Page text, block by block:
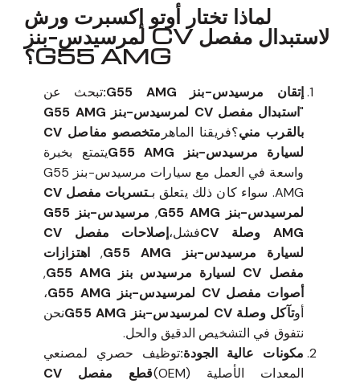
لماذا تختار أوتو إكسبرت ورش
لاستبدال مفصل CV لمرسيدس-بنز
G55 AMG؟
إتقان مرسيدس-بنز G55 AMG:
تبحث عن
"
استبدال مفصل CV لمرسيدس-بنز G55 AMG
بالقرب مني؟فريقنا الماهر
متخصصو مفاصل CV
لسيارة مرسيدس-بنز G55 AMG
يتمتع بخبرة
واسعة في العمل مع سيارات مرسيدس-بنز G55
AMG. سواء كان ذلك يتعلق بـ
تسربات مفصل CV
لمرسيدس-بنز G55 AMG
,
مرسيدس-بنز G55
AMG وصلة CV
فشل،
إصلاحات مفصل CV
لسيارة مرسيدس-بنز G55 AMG
,اهتزازات
مفصل CV لسيارة مرسيدس بنز G55 AMG
,
أصوات مفصل CV لمرسيدس-بنز G55 AMG
،
أوتآكل وصلة CV لمرسيدس-بنز G55 AMG
نحن
نتفوق في التشخيص الدقيق والحل.
مكونات عالية الجودة:توظيف حصري لمصنعي
المعدات الأصلية (OEM)
قطع مفصل CV